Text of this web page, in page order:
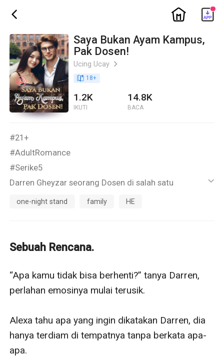
ic_back ic_home
Saya Bukan Ayam Kampus,
Pak Dosen!
Ucing Ucay ic_arrow_right
book_age 18+
1.2K
IKUTI
14.8K
BACA
#21+
#AdultRomance
#Serike5
Darren Gheyzar seorang Dosen di salah satu
Universitas Ryuzaki, iseng membooking seorang
Mahasiswi di Universitas Ryuzaki milik keluarganya
Kampus' di sana, tugas Alexa mencari mucikari yang
menaunginya. Dia harus terjun langsung dan melayani
berharganya pada pria itu.
Apakah hubungan Darren dan Zahwa akan berlanjut?
Bagaimana jika Darren tahu kalau Zahwa ternyata
ic_default
one-night stand family HE
Sebuah Rencana.
“Apa kamu tidak bisa berhenti?” tanya Darren,
perlahan emosinya mulai terusik.
Alexa tahu apa yang ingin dikatakan Darren, dia
hanya terdiam di tempatnya tanpa berkata apa-
apa.